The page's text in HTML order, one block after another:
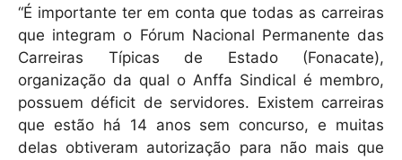
“É importante ter em conta que todas as carreiras
que integram o Fórum Nacional Permanente das
Carreiras Típicas de Estado (Fonacate),
organização da qual o Anffa Sindical é membro,
possuem déficit de servidores. Existem carreiras
que estão há 14 anos sem concurso, e muitas
delas obtiveram autorização para não mais que